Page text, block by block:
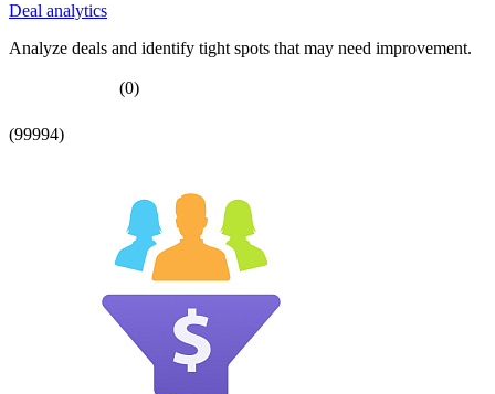
Deal analytics
Analyze deals and identify tight spots that may need improvement.
(0)
(99994)